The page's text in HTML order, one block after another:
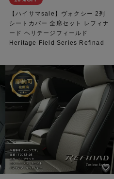
【ハイサマsale】ヴォクシー 2列
シートカバー 全席セット レフィナ
ード ヘリテージフィールド
Heritage Field Series Refinad